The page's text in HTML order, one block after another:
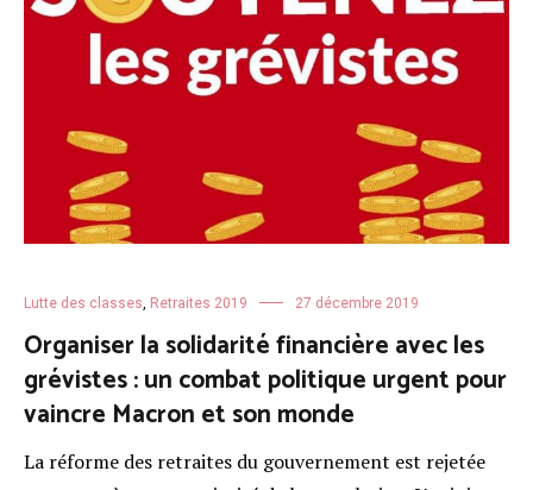
Lutte des classes, Retraites 2019 27 décembre 2019
Organiser la solidarité financière avec les
grévistes : un combat politique urgent pour
vaincre Macron et son monde
La réforme des retraites du gouvernement est rejetée